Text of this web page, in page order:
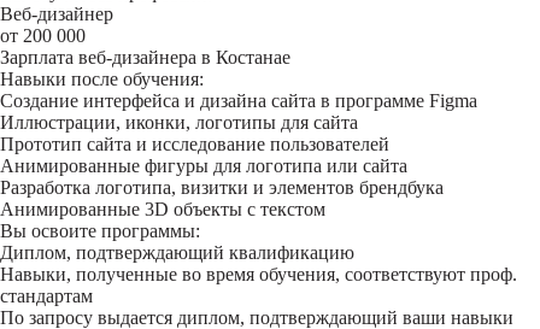
Веб-дизайнер
от 200 000
Зарплата веб-дизайнера в Костанае
Навыки после обучения:
Создание интерфейса и дизайна сайта в программе Figma
Иллюстрации, иконки, логотипы для сайта
Прототип сайта и исследование пользователей
Анимированные фигуры для логотипа или сайта
Разработка логотипа, визитки и элементов брендбука
Анимированные 3D объекты с текстом
Вы освоите программы:
Диплом, подтверждающий квалификацию
Навыки, полученные во время обучения, соответствуют проф.
стандартам
По запросу выдается диплом, подтверждающий ваши навыки